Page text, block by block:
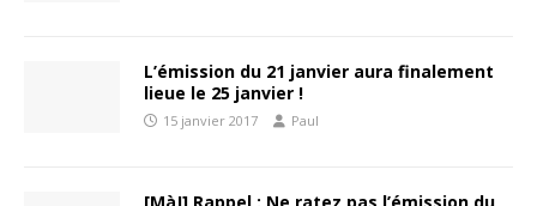
L’émission du 21 janvier aura finalement
lieue le 25 janvier !
15 janvier 2017 Paul